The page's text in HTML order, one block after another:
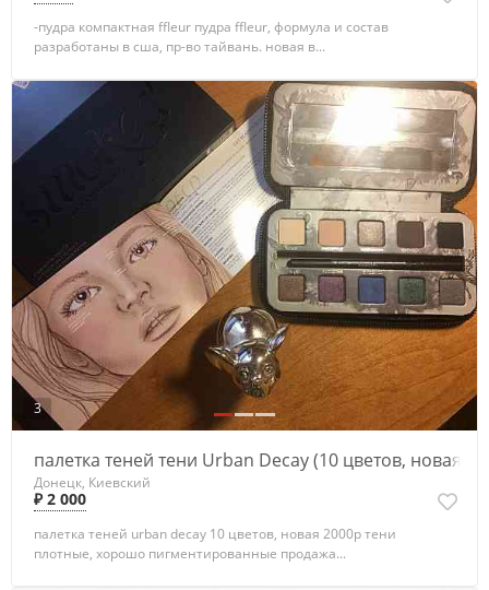
-пудра компактная ffleur пудра ffleur, формула и состав
разработаны в сша, пр-во тайвань. новая в...
3
палетка теней тени Urban Decay (10 цветов, новая)
Донецк, Киевский
₽ 2 000
палетка теней urban decay 10 цветов, новая 2000р тени
плотные, хорошо пигментированные продажа...